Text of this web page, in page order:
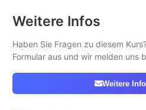
Weitere Infos
Haben Sie Fragen zu diesem
Formular aus und wir melden uns
Weitere